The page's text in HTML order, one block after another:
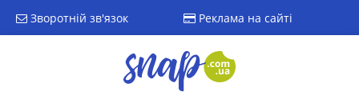
Зворотній зв'язок Реклама на сайті